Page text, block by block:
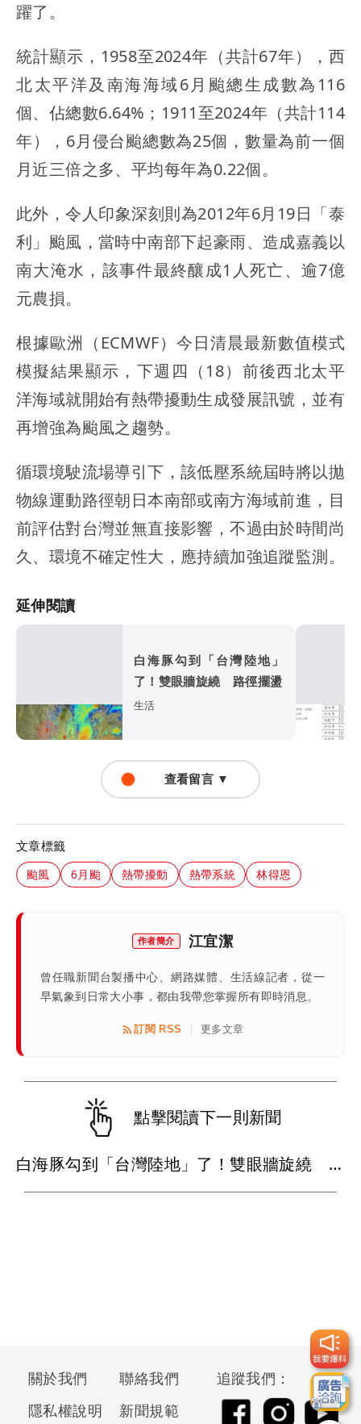
躍了。
統計顯示，1958至2024年（共計67年），西
北太平洋及南海海域6月颱總生成數為116
個、佔總數6.64%；1911至2024年（共計114
年），6月侵台颱總數為25個，數量為前一個
月近三倍之多、平均每年為0.22個。
此外，令人印象深刻則為2012年6月19日「泰
利」颱風，當時中南部下起豪雨、造成嘉義以
南大淹水，該事件最終釀成1人死亡、逾7億
元農損。
根據歐洲（ECMWF）今日清晨最新數值模式
模擬結果顯示，下週四（18）前後西北太平
洋海域就開始有熱帶擾動生成發展訊號，並有
再增強為颱風之趨勢。
循環境駛流場導引下，該低壓系統屆時將以拋
物線運動路徑朝日本南部或南方海域前進，目
前評估對台灣並無直接影響，不過由於時間尚
久、環境不確定性大，應持續加強追蹤監測。
延伸閱讀
白海豚勾到「台灣陸地」
了！雙眼牆旋繞 路徑擺盪
生活
查看留言 ▼
文章標籤
颱風 6月颱 熱帶擾動 熱帶系統 林得恩
作者簡介 江宜潔
曾任職新聞台製播中心、網路媒體、生活線記者，從一
早氣象到日常大小事，都由我帶您掌握所有即時消息。
訂閱 RSS 更多文章
點擊閱讀下一則新聞
白海豚勾到「台灣陸地」了！雙眼牆旋繞 路徑擺盪
關於我們
聯絡我們
隱私權說明
新聞規範
追蹤我們：